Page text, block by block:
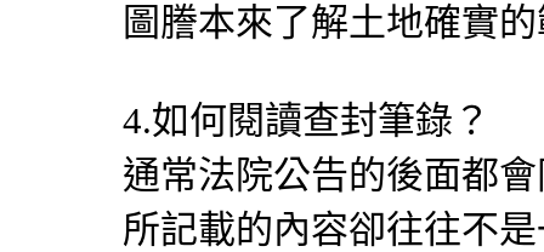
圖謄本來了解土地確實
4.如何閱讀查封筆錄？
通常法院公告的後面都
所記載的內容卻往往不